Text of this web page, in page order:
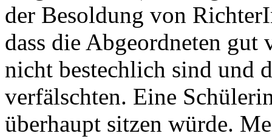
der Besoldung von
dass die Abgeordneten
nicht bestechlich sind und
verfälschten. Eine
überhaupt sitzen würde.